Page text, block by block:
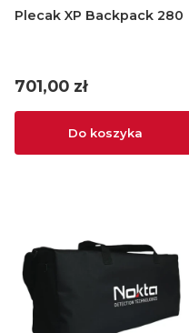
Plecak XP Backpack 280
Cena
701,00 zł
Do koszyka